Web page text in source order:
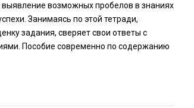
выявление возможных пробелов в знаниях
Занимаясь по этой тетради,
задания, сверяет свои ответы с
Пособие современно по содержанию